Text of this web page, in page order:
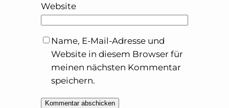
Website
Name, E-Mail-Adresse und
Website in diesem Browser für
meinen nächsten Kommentar
speichern.